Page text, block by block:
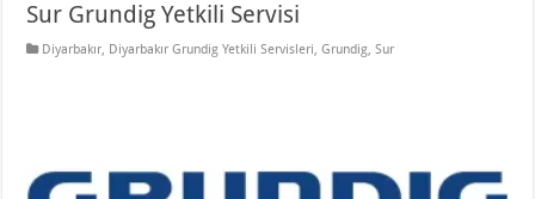
Sur Grundig Yetkili Servisi
Diyarbakır, Diyarbakır Grundig Yetkili Servisleri,Grundig,Sur